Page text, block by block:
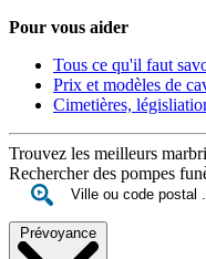
Pour vous aider
Tous ce qu'il faut
Prix et modèles de
Cimetières,
Trouvez les meilleurs
Rechercher des pompes
Prévoyance